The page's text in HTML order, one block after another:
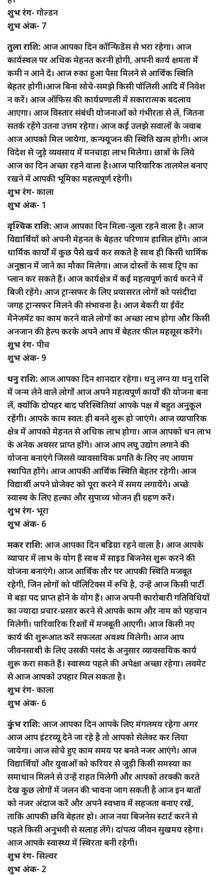
शुभ रंग- गोल्डन
शुभ अंक- 7
तुला राशि: आज आपका दिन कॉन्फिडेंस से भरा रहेगा। आज
कार्यस्थल पर अधिक मेहनत करनी होगी, अपनी कार्य क्षमता में
कमी न आने दें। आज रुका हुआ पैसा मिलने से आर्थिक स्थिति
बेहतर होगी।आज बिना सोचे-समझे किसी पॉलिसी आदि में निवेश
न करें। आज ऑफिस की कार्यप्रणाली में सकारात्मक बदलाव
आएगा। आज विस्तार संबंधी योजनाओं को गंभीरता से लें, जितना
सतर्क रहेंगे उतना उत्तम रहेगा। आज कई उलझे सवालों के जवाब
आज आपको मिल जायेगा, कन्फ्यूजन की स्थिति खत्म होगी। आज
विदेश से जुड़े व्यवसाय में मनचाहा लाभ मिलेगा। छात्रों के लिये
आज का दिन अच्छा रहने वाला है।आज पारिवारिक तालमेल बनाए
रखने में आपकी भूमिका महत्वपूर्ण रहेगी।
शुभ रंग- काला
शुभ अंक- 1
वृश्चिक राशि: आज आपका दिन मिला-जुला रहने वाला है। आज
विद्यार्थियों को अपनी मेहनत के बेहतर परिणाम हासिल होंगे। आज
धार्मिक कार्यों में कुछ पैसे खर्च कर सकते है साथ ही किसी धार्मिक
अनुष्ठान में जाने का मौका मिलेगा। आज दोस्तों के साथ ट्रिप का
प्लान कर सकते हैं। आज कार्यक्षेत्र में कई महत्वपूर्ण कार्य करने में
बिजी रहेंगे। आज ट्रान्सफर के लिए प्रयासरत लोगों को पसंदीदा
जगह ट्रान्सफर मिलने की संभावना है। आज बेकरी या ईवेंट
मैनेजमेंट का काम करने वाले लोगों का अच्छा लाभ होगा और किसी
अनजान की हेल्प करके अपने आप में बेहतर फील महसूस करेंगे।
शुभ रंग- पीच
शुभ अंक- 9
धनु राशि: आज आपका दिन शानदार रहेगा। धनु लग्न या धनु राशि
में जन्म लेने वाले लोगों आज अपने महत्वपूर्ण कार्यों की योजना बना
लें, क्योंकि दोपहर बाद परिस्थितियां आपके पक्ष में बहुत अनुकूल
रहेंगी। आपके काम स्वत: ही बनने शुरू हो जाएंगे। आज व्यापारिक
क्षेत्र में आपको मेहनत से अधिक लाभ होगा। आज आपको धन लाभ
के अनेक अवसर प्राप्त होंगे। आज आप लघु उद्योग लगाने की
योजना बनाएंगे जिससे व्यावसायिक प्रगति के लिए नए आयाम
स्थापित होंगे। आज आपकी आर्थिक स्थिति बेहतर रहेगी। आज
विद्यार्थी अपने प्रोजेक्ट को पूरा करने में समय लगायेंगे। अच्छे
स्वास्थ के लिए हल्का और सुपाच्य भोजन ही ग्रहण करें।
शुभ रंग- भूरा
शुभ अंक- 6
मकर राशि: आज आपका दिन बढिय़ा रहने वाला है। आज आपके
व्यापार में लाभ के योग हैं साथ में साइड बिजनेस शुरू करने की
योजना बनाएंगे। आज आर्थिक तौर पर आपकी स्थिति मजबूत
रहेगी, जिन लोगों को पॉलिटिक्स में रुचि है, उन्हें आज किसी पार्टी
मे बड़ा पद प्राप्त होने के योग हैं। आज अपनी कारोबारी गतिविधियों
का ज्यादा प्रचार-प्रसार करने से आपके काम और नाम को पहचान
मिलेगी। पारिवारिक रिश्तों में मजबूती आएगी। आज किसी नए
कार्य की शुरूआत करें सफलता अवश्य मिलेगी। आज आप
जीवनसाथी के लिए उसकी पसंद के अनुसार व्यावसायिक कार्य
शुरू करा सकते हैं। स्वास्थ्य पहले की अपेक्षा अच्छा रहेगा। लवमेट
से आज आपको उपहार मिल सकता है।
शुभ रंग- काला
शुभ अंक- 6
कुंभ राशि: आज आपका दिन आपके लिए मंगलमय रहेगा अगर
आज आप इंटरव्यू देने जा रहे है तो आपको सेलेक्ट कर लिया
जायेगा। आज सोचे हुए काम समय पर बनते नजर आएंगे। आज
विद्यार्थियों और युवाओं को करियर से जुड़ी किसी समस्या का
समाधान मिलने से उन्हें राहत मिलेगी और आपको तरक्की करते
देख कुछ लोगों में जलन की भावना जाग सकती है आज इन बातों
को नजर अंदाज करें और अपने स्वभाव में सहजता बनाए रखें,
ताकि आपकी छवि बेहतर हो। आज नया बिजनेस स्टार्ट करने से
पहले किसी अनुभवी से सलाह लेंगे। दांपत्य जीवन सुखमय रहेगा।
आज आपके स्वास्थ्य में स्थिरता बनी रहेगी।
शुभ रंग- सिल्वर
शुभ अंक- 2